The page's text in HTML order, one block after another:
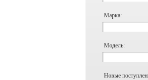
Марка:
Модель:
Новые